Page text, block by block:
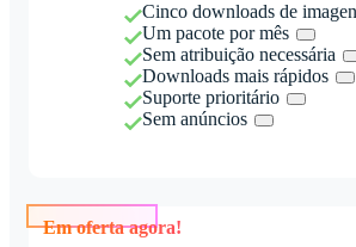
Cinco downloads de
Um pacote por mês
Sem atribuição necessária
Downloads mais rápidos
Suporte prioritário
Sem anúncios